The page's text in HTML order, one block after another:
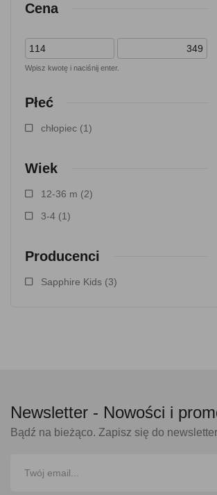
Cena
Wpisz kwotę i naciśnij enter.
Płeć
chłopiec (1)
Wiek
12-36 m (2)
3-4 (1)
Producenci
Sapphire Kids (3)
Newsletter - Nowości i
Bądź na bieżąco. Zapisz się do